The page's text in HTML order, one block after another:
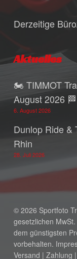
Derzeitige
Aktuelles
🏍️ TIMMOT
August 2026 🏁
6. August 2026
Dunlop Ride &
Rhin
28. Juli 2026
© 2026 Sportfoto
gesetzlichen
dem günstigsten
vorbehalten.
Versand | Zahlung |